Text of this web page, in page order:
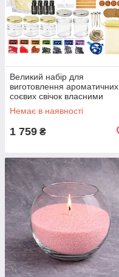
Великий набір для
виготовлення ароматичних
соєвих свічок власними
руками для новачків
Немає в наявності
1 759 ₴